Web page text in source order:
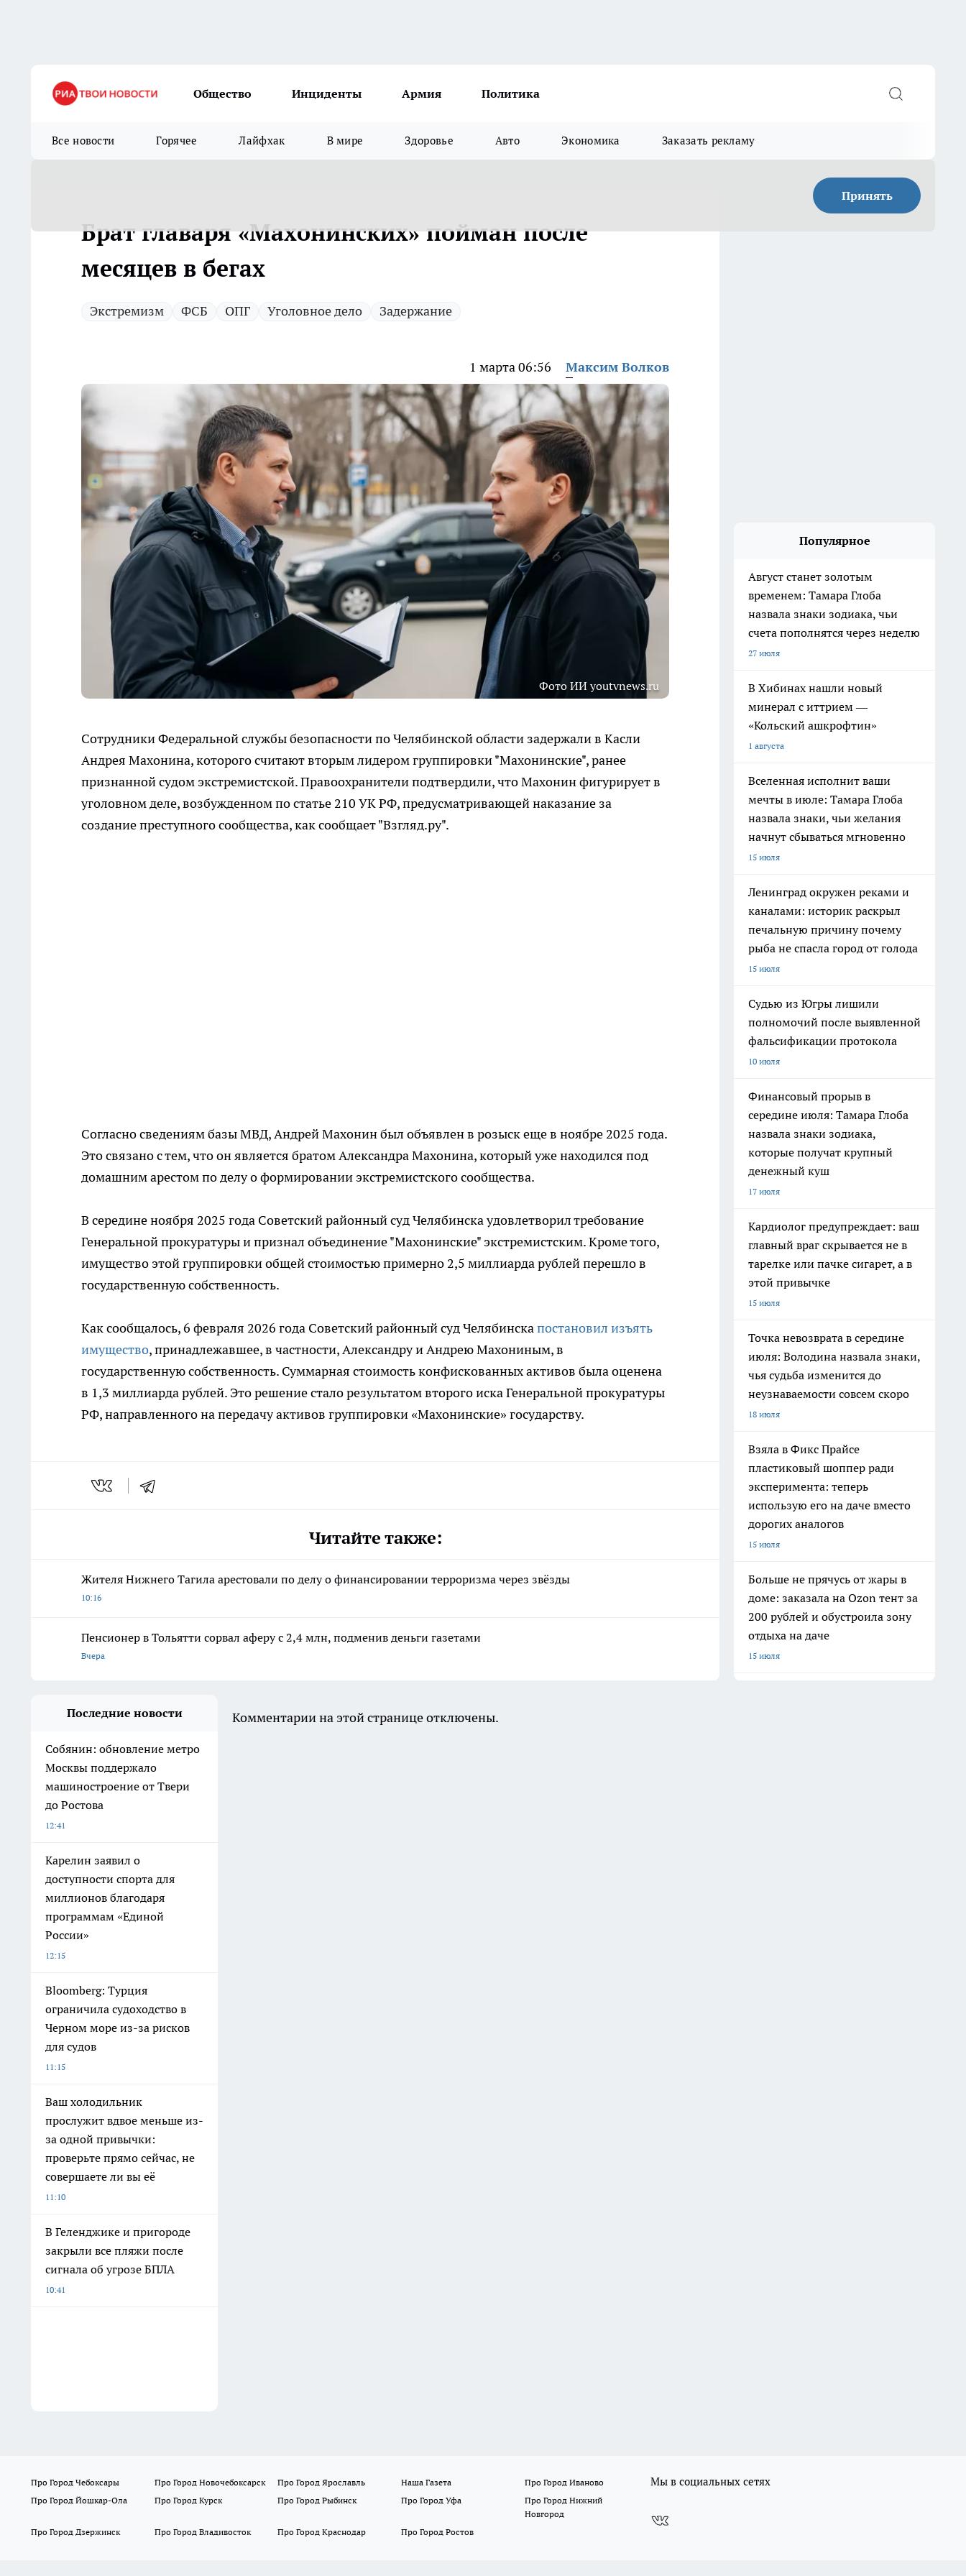
Общество Инциденты Армия Политика
Все новости Горячее Лайфхак В мире Здоровье Авто Экономика Заказать рекламу
Принять
Брат главаря «Махонинских» пойман после
месяцев в бегах
Экстремизм ФСБ ОПГ Уголовное дело Задержание
1 марта 06:56 Максим Волков
Фото ИИ youtvnews.ru
Сотрудники Федеральной службы безопасности по Челябинской области задержали в Касли
Андрея Махонина, которого считают вторым лидером группировки "Махонинские", ранее
признанной судом экстремистской. Правоохранители подтвердили, что Махонин фигурирует в
уголовном деле, возбужденном по статье 210 УК РФ, предусматривающей наказание за
создание преступного сообщества, как сообщает "Взгляд.ру".
Согласно сведениям базы МВД, Андрей Махонин был объявлен в розыск еще в ноябре 2025 года.
Это связано с тем, что он является братом Александра Махонина, который уже находился под
домашним арестом по делу о формировании экстремистского сообщества.
В середине ноября 2025 года Советский районный суд Челябинска удовлетворил требование
Генеральной прокуратуры и признал объединение "Махонинские" экстремистским. Кроме того,
имущество этой группировки общей стоимостью примерно 2,5 миллиарда рублей перешло в
государственную собственность.
Как сообщалось, 6 февраля 2026 года Советский районный суд Челябинскапостановил изъять
имущество, принадлежавшее, в частности, Александру и Андрею Махониным, в
государственную собственность. Суммарная стоимость конфискованных активов была оценена
в 1,3 миллиарда рублей. Это решение стало результатом второго иска Генеральной прокуратуры
РФ, направленного на передачу активов группировки «Махонинские» государству.
Читайте также:
Жителя Нижнего Тагила арестовали по делу о финансировании терроризма через звёзды
10:16
Пенсионер в Тольятти сорвал аферу с 2,4 млн, подменив деньги газетами
Вчера
Популярное
Август станет золотым
временем: Тамара Глоба
назвала знаки зодиака, чьи
счета пополнятся через неделю
27 июля
В Хибинах нашли новый
минерал с иттрием —
«Кольский ашкрофтин»
1 августа
Вселенная исполнит ваши
мечты в июле: Тамара Глоба
назвала знаки, чьи желания
начнут сбываться мгновенно
15 июля
Ленинград окружен реками и
каналами: историк раскрыл
печальную причину почему
рыба не спасла город от голода
15 июля
Судью из Югры лишили
полномочий после выявленной
фальсификации протокола
10 июля
Финансовый прорыв в
середине июля: Тамара Глоба
назвала знаки зодиака,
которые получат крупный
денежный куш
17 июля
Кардиолог предупреждает: ваш
главный враг скрывается не в
тарелке или пачке сигарет, а в
этой привычке
15 июля
Точка невозврата в середине
июля: Володина назвала знаки,
чья судьба изменится до
неузнаваемости совсем скоро
18 июля
Взяла в Фикс Прайсе
пластиковый шоппер ради
эксперимента: теперь
использую его на даче вместо
дорогих аналогов
15 июля
Больше не прячусь от жары в
доме: заказала на Ozon тент за
200 рублей и обустроила зону
отдыха на даче
15 июля
Последние новости
Собянин: обновление метро
Москвы поддержало
машиностроение от Твери
до Ростова
12:41
Карелин заявил о
доступности спорта для
миллионов благодаря
программам «Единой
России»
12:15
Bloomberg: Турция
ограничила судоходство в
Черном море из-за рисков
для судов
11:15
Ваш холодильник
прослужит вдвое меньше из-
за одной привычки:
проверьте прямо сейчас, не
совершаете ли вы её
11:10
В Геленджике и пригороде
закрыли все пляжи после
сигнала об угрозе БПЛА
10:41
Комментарии на этой странице отключены.
Про Город Чебоксары Про Город Новочебоксарск Про Город Ярославль Наша Газета
Про Город Иваново
Про Город Йошкар-Ола
Про Город Курск Про Город Рыбинск Про Город Уфа
Про Город Нижний
Новгород
Про Город Дзержинск
Про Город Владивосток Про Город Краснодар Про Город Ростов
Мы в социальных сетях